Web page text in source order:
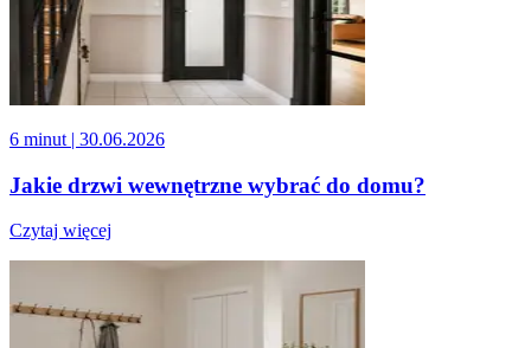
6 minut | 30.06.2026
Jakie drzwi wewnętrzne wybrać do domu?
Czytaj więcej